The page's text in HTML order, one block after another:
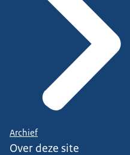
Archief
Over deze site